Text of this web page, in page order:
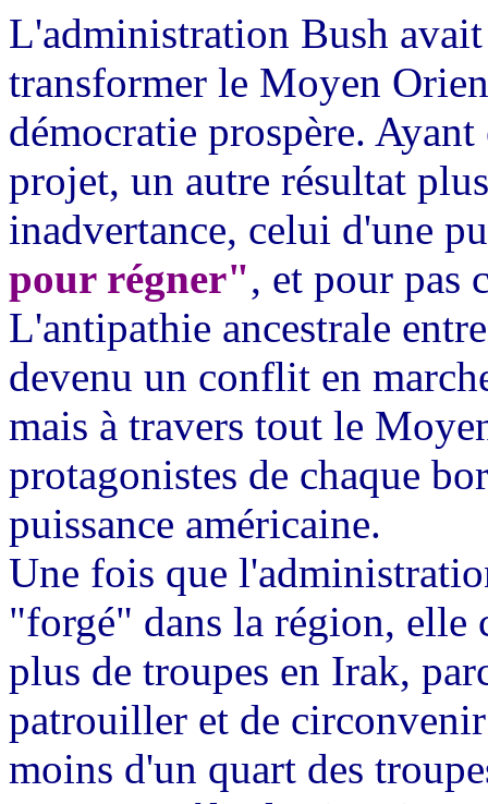
L'administration Bush
transformer le Moyen
démocratie prospère.
projet, un autre résultat
inadvertance, celui d'une
pour régner", et pour pas
L'antipathie ancestrale
devenu un conflit en
mais à travers tout le
protagonistes de chaque
puissance américaine.
Une fois que
"forgé" dans la région, elle
plus de troupes en Irak,
patrouiller et de
moins d'un quart des